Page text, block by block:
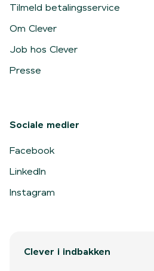
Tilmeld betalingsservice
Om Clever
Job hos Clever
Presse
Sociale medier
Facebook
LinkedIn
Instagram
Clever i indbakken